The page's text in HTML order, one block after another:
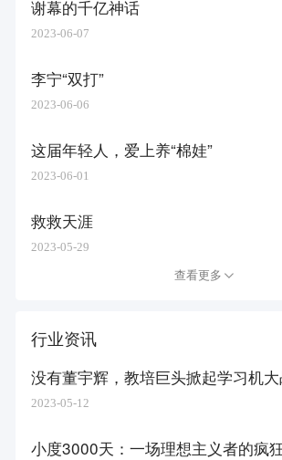
谢幕的千亿神话
2023-06-07
李宁“双打”
2023-06-06
这届年轻人，爱上养“棉娃”
2023-06-01
救救天涯
2023-05-29
查看更多
行业资讯
没有董宇辉，教培巨头掀起学习机
2023-05-12
小度3000天：一场理想主义者的疯